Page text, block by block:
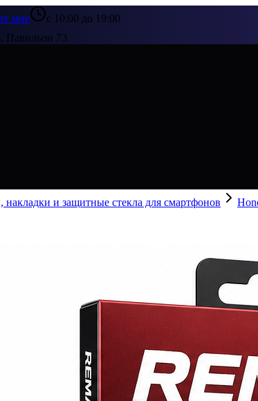
мне
с 10:00 до 19:00
Павильон 73
накладки и защитные стекла для смартфонов